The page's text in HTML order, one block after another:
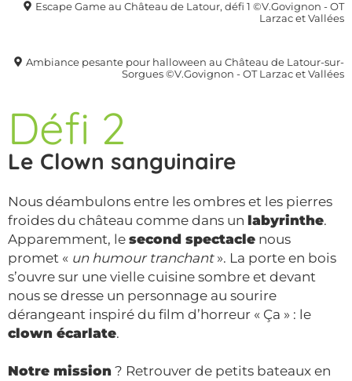
Escape Game au Château de Latour, défi 1 ©V.Govignon - OT
Larzac et Vallées
Ambiance pesante pour halloween au Château de Latour-sur-
Sorgues ©V.Govignon - OT Larzac et Vallées
Défi 2
Le Clown sanguinaire
Nous déambulons entre les ombres et les pierres
froides du château comme dans un labyrinthe.
Apparemment, le second spectacle nous
promet « un humour tranchant». La porte en bois
s’ouvre sur une vielle cuisine sombre et devant
nous se dresse un personnage au sourire
dérangeant inspiré du film d’horreur « Ça » : le
clown écarlate.
Notre mission ? Retrouver de petits bateaux en